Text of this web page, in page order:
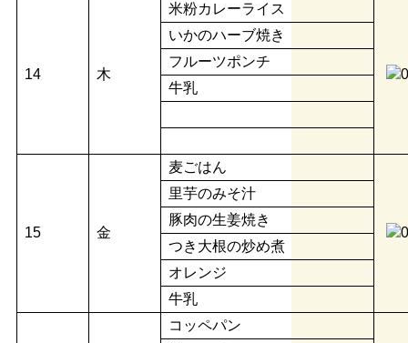
14 木
米粉カレーライス
いかのハーブ焼き
フルーツポンチ
牛乳
15 金
麦ごはん
里芋のみそ汁
豚肉の生姜焼き
つき大根の炒め煮
オレンジ
牛乳
コッペパン